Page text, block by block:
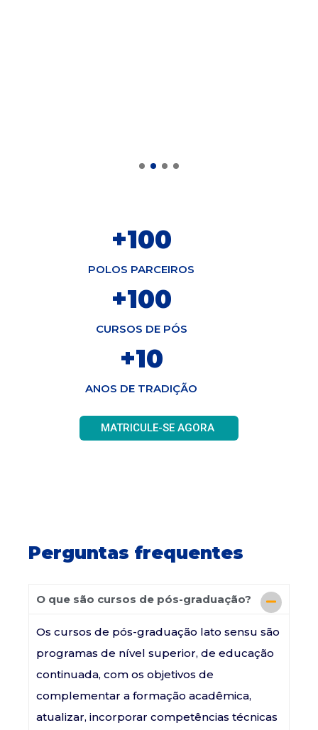
+100
POLOS PARCEIROS
+100
CURSOS DE PÓS
+10
ANOS DE TRADIÇÃO
MATRICULE-SE AGORA
Perguntas frequentes
O que são cursos de pós-graduação?
Os cursos de pós-graduação lato sensu são
programas de nível superior, de educação
continuada, com os objetivos de
complementar a formação acadêmica,
atualizar, incorporar competências técnicas